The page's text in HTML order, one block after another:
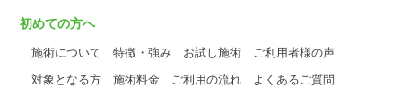
初めての方へ
施術について 特徴・強み お試し施術
ご利用者様の声
対象となる方
施術料金 ご利用の流れ よくあるご質問